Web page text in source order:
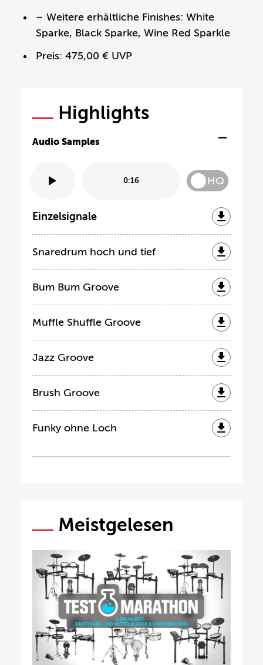
– Weitere erhältliche Finishes: White
Sparke, Black Sparke, Wine Red Sparkle
Preis: 475,00 € UVP
Highlights
Audio Samples
0:16 HQ
Einzelsignale
Snaredrum hoch und tief
Bum Bum Groove
Muffle Shuffle Groove
Jazz Groove
Brush Groove
Funky ohne Loch
Meistgelesen